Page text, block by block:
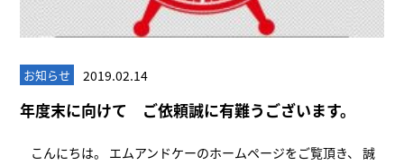
お知らせ 2019.02.14
年度末に向けて ご依頼誠に有難うございます。
こんにちは。 エムアンドケーのホームページをご覧頂き、 誠